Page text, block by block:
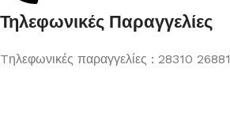
Τηλεφωνικές Παραγγελίες
Tηλεφωνικές παραγγελίες : 28310 26881